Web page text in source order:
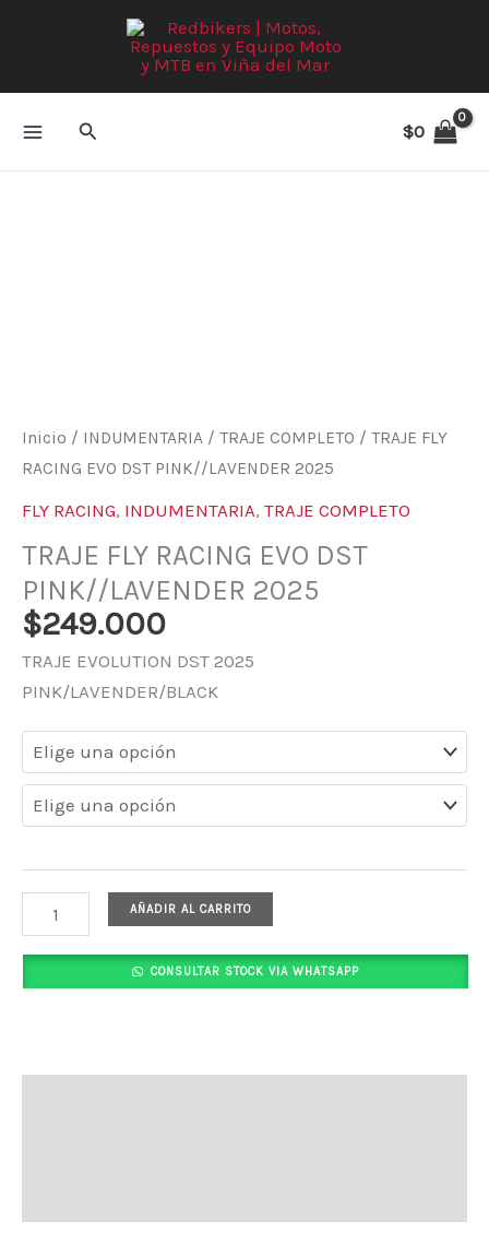
Buscar $0
Inicio / INDUMENTARIA / TRAJE COMPLETO / TRAJE FLY
RACING EVO DST PINK//LAVENDER 2025
FLY RACING, INDUMENTARIA, TRAJE COMPLETO
TRAJE FLY RACING EVO DST
PINK//LAVENDER 2025
$249.000
TRAJE EVOLUTION DST 2025
PINK/LAVENDER/BLACK
AÑADIR AL CARRITO
CONSULTAR STOCK VIA WHATSAPP